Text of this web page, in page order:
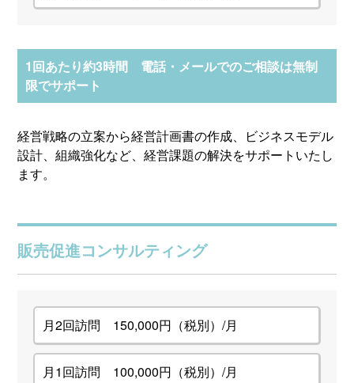
1回あたり約3時間 電話・メールでのご相談は無制
限でサポート
経営戦略の立案から経営計画書の作成、ビジネスモデル
設計、組織強化など、経営課題の解決をサポートいたし
ます。
販売促進コンサルティング
月2回訪問 150,000円（税別）/月
月1回訪問 100,000円（税別）/月